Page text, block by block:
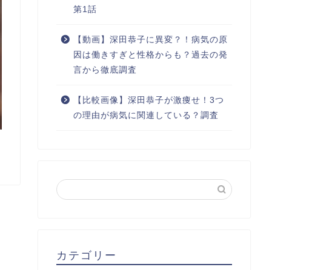
第1話
【動画】深田恭子に異変？！病気の原
因は働きすぎと性格からも？過去の発
言から徹底調査
【比較画像】深田恭子が激痩せ！3つ
の理由が病気に関連している？調査
カテゴリー